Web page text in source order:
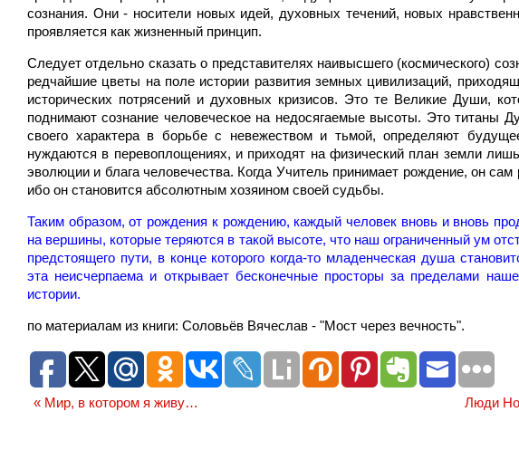
сознания. Они - носители новых идей, духовных течений, новых
проявляется как жизненный принцип.
Следует отдельно сказать о представителях наивысшего (космического)
редчайшие цветы на поле истории развития земных цивилизаций,
исторических потрясений и духовных кризисов. Это те Великие Души,
поднимают сознание человеческое на недосягаемые высоты. Это титаны
своего характера в борьбе с невежеством и тьмой, определяют
нуждаются в перевоплощениях, и приходят на физический план земли
эволюции и блага человечества. Когда Учитель принимает рождение, он сам
ибо он становится абсолютным хозяином своей судьбы.
Таким образом, от рождения к рождению, каждый человек вновь и вновь
на вершины, которые теряются в такой высоте, что наш ограниченный ум
предстоящего пути, в конце которого когда-то младенческая душа
эта неисчерпаема и открывает бесконечные просторы за пределами
истории.
по материалам из книги: Соловьёв Вячеслав - "Мост через вечность".
« Мир, в котором я живу… Люди